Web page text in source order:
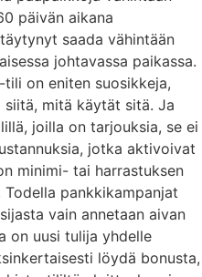
päivän aikana
saada vähintään
johtavassa paikassa.
on eniten suosikkeja,
mitä käytät sitä. Ja
joilla on tarjouksia, se ei
jotka aktivoivat
minimi- tai harrastuksen
pankkikampanjat
vain annetaan aivan
on uusi tulija yhdelle
löydä bonusta,